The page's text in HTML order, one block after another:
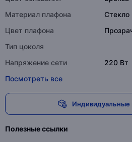
Материал плафона
Стекло
Цвет плафона
Тип цоколя
Напряжение сети
220 Вт
Посмотреть все
Индивидуальные
Полезные ссылки